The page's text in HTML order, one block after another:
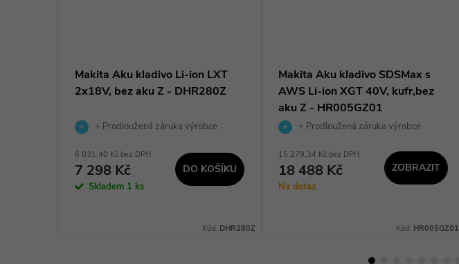
Makita Aku kladivo Li-ion LXT
2x18V, bez aku Z - DHR280Z
+ Prodloužená záruka výrobce
6 031,40 Kč bez DPH
7 298 Kč
Skladem 1 ks
DO KOŠÍKU
Kód: DHR280Z
Makita Aku kladivo SDSMax s
AWS Li-ion XGT 40V, kufr,bez
aku Z - HR005GZ01
+ Prodloužená záruka výrobce
15 279,34 Kč bez DPH
18 488 Kč
Na dotaz
ZOBRAZIT
Kód: HR005GZ01